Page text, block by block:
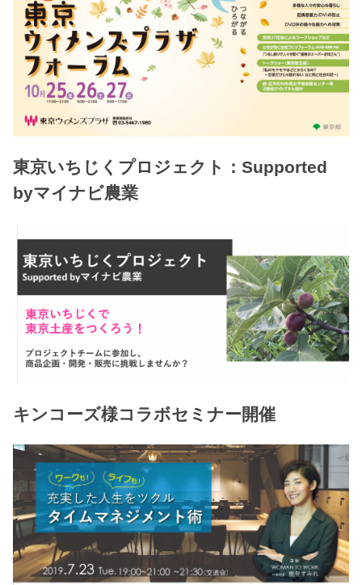
東京いちじくプロジェクト：Supported
byマイナビ農業
キンコーズ様コラボセミナー開催